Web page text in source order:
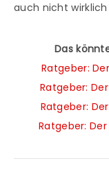
auch nicht
Das
Ratgeber:
Ratgeber:
Ratgeber:
Ratgeber: